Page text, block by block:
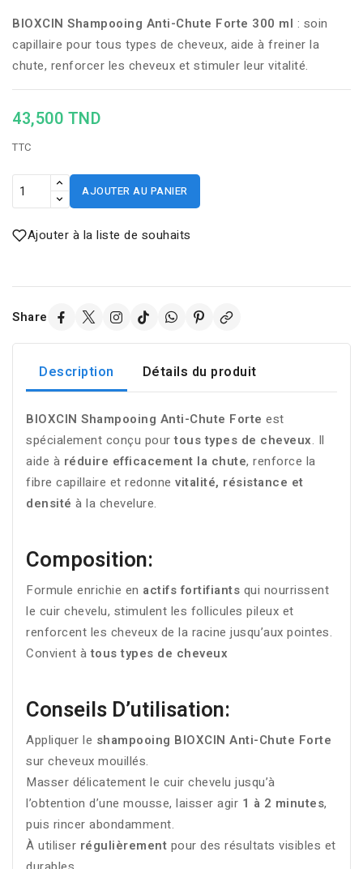
BIOXCIN Shampooing Anti-Chute Forte 300 ml : soin
capillaire pour tous types de cheveux, aide à freiner la
chute, renforcer les cheveux et stimuler leur vitalité.
43,500 TND
TTC
AJOUTER AU PANIER
Ajouter à la liste de souhaits
Share
Description Détails du produit
BIOXCIN Shampooing Anti-Chute Forte est
spécialement conçu pourtous types de cheveux. Il
aide à réduire efficacement la chute, renforce la
fibre capillaire et redonne vitalité, résistance et
densité à la chevelure.
Composition:
Formule enrichie en actifs fortifiants qui nourrissent
le cuir chevelu, stimulent les follicules pileux et
renforcent les cheveux de la racine jusqu’aux pointes.
Convient àtous types de cheveux
Conseils D’utilisation:
Appliquer le shampooing BIOXCIN Anti-Chute Forte
sur cheveux mouillés.
Masser délicatement le cuir chevelu jusqu’à
l’obtention d’une mousse, laisser agir 1 à 2 minutes,
puis rincer abondamment.
À utiliser régulièrement pour des résultats visibles et